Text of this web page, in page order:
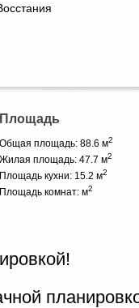
Площадь
Общая площадь: 88.6 м2
Жилая площадь: 47.7 м2
Площадь кухни: 15.2 м2
Площадь комнат: м2